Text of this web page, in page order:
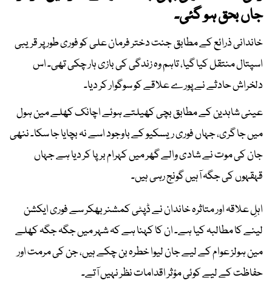
جاں بحق ہو گئی۔
خاندانی ذرائع کے مطابق جنت دختر فرمان علی کو فوری طور پر قریبی
اسپتال منتقل کیا گیا، تاہم وہ زندگی کی بازی ہار چکی تھی۔ اس
دلخراش حادثے نے پورے علاقے کو سوگوار کر دیا۔
عینی شاہدین کے مطابق بچی کھیلتے ہوئے اچانک کھلے مین ہول
میں جا گری، جہاں فوری ریسکیو کے باوجود اسے نہ بچایا جا سکا۔ ننھی
جان کی موت نے شادی والے گھر میں کہرام برپا کر دیا ہے جہاں
قہقہوں کی جگہ آہیں گونج رہی ہیں۔
اہلِ علاقہ اور متاثرہ خاندان نے ڈپٹی کمشنر بھکر سے فوری ایکشن
لینے کا مطالبہ کیا ہے۔ ان کا کہنا ہے کہ شہر میں جگہ جگہ کھلے
مین ہولز عوام کے لیے جان لیوا خطرہ بن چکے ہیں، جن کی مرمت اور
حفاظت کے لیے کوئی مؤثر اقدامات نظر نہیں آتے۔